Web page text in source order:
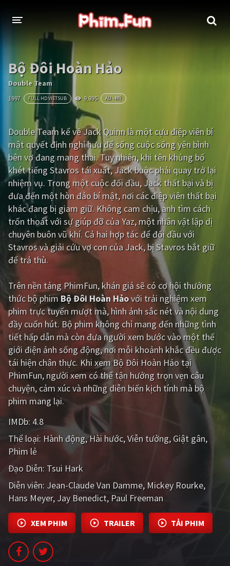
THỂ LOẠI
Thần thoại - Cổ trang
Tâm lý Chiến tranh
Võ thuật - Kiếm hiệp
Kinh dị Tội phạm - Hình sự
Phiêu lưu Hài hước
Viễn tưởng Khoa học - Tài liệu
Hoạt hình Thể thao
Tình cảm - Lãng mạn Kỳ ảo
Giật gân Gia đình
Bí ẩn
Viễn Tây Tiểu sử
GameShow DramaTV
QUỐC GIA
Âu - Mỹ Trung Quốc - Hồng Kông
Hàn Quốc Nhật Bản
Ấn Độ
Tổng hợp
CẬP NHẬT
PHIM MỚI
PHIM BỘ
PHIM CHIẾU RẠP
TUYỂN TẬP PHIM
Bộ Đôi Hoàn Hảo
Double Team
1997 FULL HD VIETSUB 9,895 ÂU - MỸ
Double Team kể về Jack Quinn là một cựu điệp viên bí
mật quyết định nghỉ hưu để sống cuộc sống yên bình
bên vợ đang mang thai. Tuy nhiên, khi tên khủng bố
khét tiếng Stavros tái xuất, Jack buộc phải quay trở lại
nhiệm vụ. Trong một cuộc đối đầu, Jack thất bại và bị
đưa đến một hòn đảo bí mật, nơi các điệp viên thất bại
khác đang bị giam giữ. Không cam chịu, anh tìm cách
trốn thoát với sự giúp đỡ của Yaz, một nhân vật lập dị
chuyên buôn vũ khí. Cả hai hợp tác để đối đầu với
Stavros và giải cứu vợ con của Jack, bị Stavros bắt giữ
để trả thù.
Trên nền tảng PhimFun, khán giả sẽ có cơ hội thưởng
thức bộ phimBộ Đôi Hoàn Hảovới trải nghiệm xem
phim trực tuyến mượt mà, hình ảnh sắc nét và nội dung
đầy cuốn hút. Bộ phim không chỉ mang đến những tình
tiết hấp dẫn mà còn đưa người xem bước vào một thế
giới điện ảnh sống động, nơi mỗi khoảnh khắc đều được
tái hiện chân thực. Khi xem Bộ Đôi Hoàn Hảo tại
PhimFun, người xem có thể tận hưởng trọn vẹn câu
chuyện, cảm xúc và những diễn biến kịch tính mà bộ
phim mang lại.
IMDb: 4.8
Thể loại: Hành động Hài hước Viễn tưởng Giật gân
Phim lẻ
Đạo Diễn: Tsui Hark
Diễn viên: Jean-Claude Van Damme Mickey Rourke
Hans Meyer Jay Benedict Paul Freeman
XEM PHIM TRAILER TẢI PHIM